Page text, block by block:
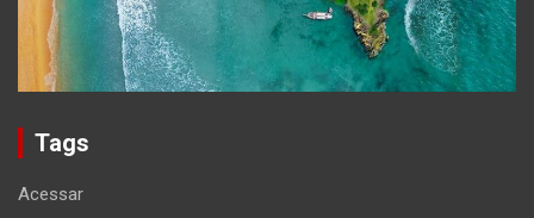
Tags
Acessar